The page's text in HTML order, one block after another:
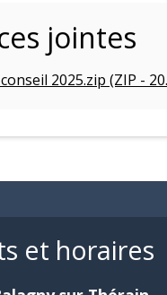
jointes
2025.zip (ZIP -
et horaires